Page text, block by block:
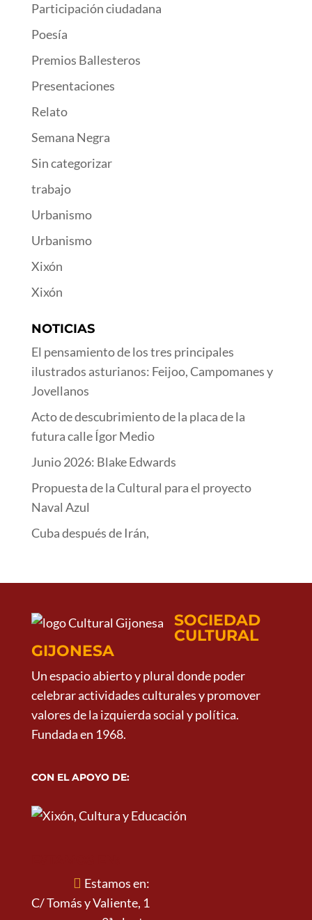
Participación ciudadana
Poesía
Premios Ballesteros
Presentaciones
Relato
Semana Negra
Sin categorizar
trabajo
Urbanismo
Urbanismo
Xixón
Xixón
NOTICIAS
El pensamiento de los tres principales
ilustrados asturianos: Feijoo, Campomanes y
Jovellanos
Acto de descubrimiento de la placa de la
futura calle Ígor Medio
Junio 2026: Blake Edwards
Propuesta de la Cultural para el proyecto
Naval Azul
Cuba después de Irán,
SOCIEDAD
CULTURAL
GIJONESA
Un espacio abierto y plural donde poder
celebrar actividades culturales y promover
valores de la izquierda social y política.
Fundada en 1968.
CON EL APOYO DE:
Estamos en:
C/ Tomás y Valiente, 1